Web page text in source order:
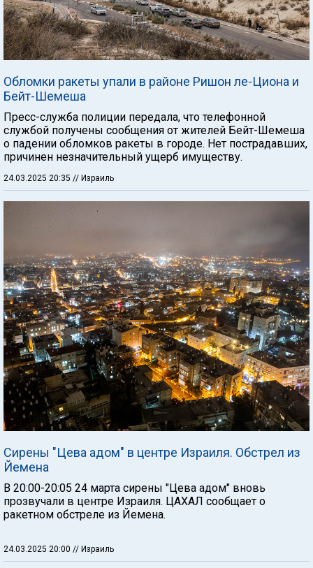
Обломки ракеты упали в районе Ришон ле-Циона и
Бейт-Шемеша
Пресс-служба полиции передала, что телефонной
службой получены сообщения от жителей Бейт-Шемеша
о падении обломков ракеты в городе. Нет пострадавших,
причинен незначительный ущерб имуществу.
24.03.2025 20:35 // Израиль
Сирены "Цева адом" в центре Израиля. Обстрел из
Йемена
В 20:00-20:05 24 марта сирены "Цева адом" вновь
прозвучали в центре Израиля. ЦАХАЛ сообщает о
ракетном обстреле из Йемена.
24.03.2025 20:00 // Израиль